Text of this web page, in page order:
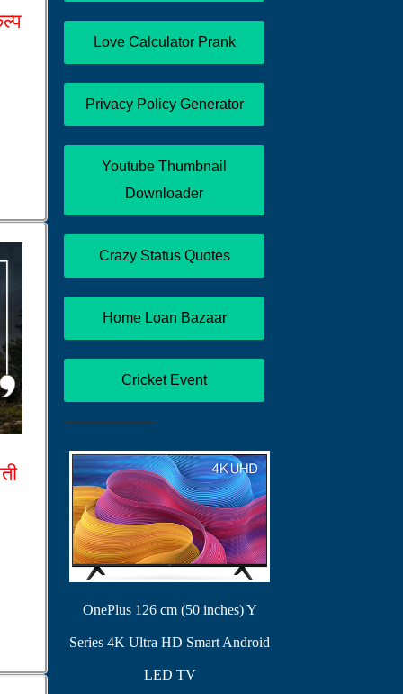
Love Calculator Prank
Privacy Policy Generator
Youtube Thumbnail
Downloader
Crazy Status Quotes
Home Loan Bazaar
Cricket Event
OnePlus 126 cm (50 inches) Y
Series 4K Ultra HD Smart Android
LED TV